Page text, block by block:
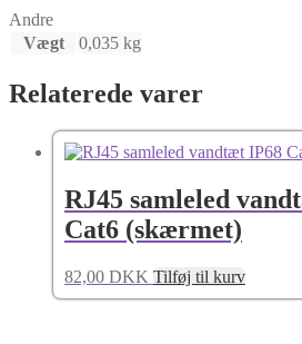
Andre
Vægt
0,035 kg
Relaterede varer
RJ45 samleled
Cat6 (skærmet)
82,00 DKK Tilføj til kurv